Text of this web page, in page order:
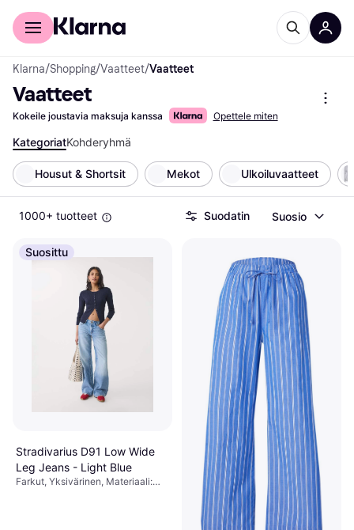
Kuluttajille
Klarna/Shopping/Vaatteet/Vaatteet
Vaatteet
Kokeile joustavia maksuja kanssa Opettele miten
KategoriatKohderyhmä
Housut & Shortsit Mekot Ulkoiluvaatteet
1000+ tuotteet Suodatin Suosio
Suosittu
Stradivarius D91 Low Wide
Leg Jeans - Light Blue
Farkut, Yksivärinen, Materiaali: